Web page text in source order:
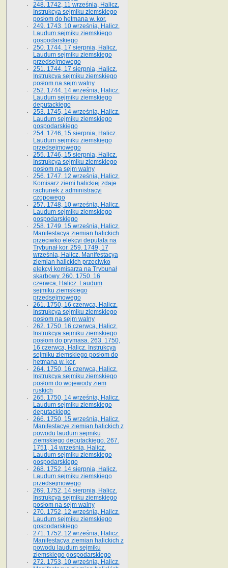
248. 1742, 11 września, Halicz.
Instrukcya sejmiku ziemskiego
posłom do hetmana w. kor.
249. 1743, 10 września, Halicz.
Laudum sejmiku ziemskiego
gospodarskiego
250. 1744, 17 sierpnia, Halicz.
Laudum sejmiku ziemskiego
przedsejmowego
251. 1744, 17 sierpnia, Halicz.
Instrukcya sejmiku ziemskiego
posłom na sejm walny
252. 1744, 14 września, Halicz.
Laudum sejmiku ziemskiego
deputackiego
253. 1745, 14 września, Halicz.
Laudum sejmiku ziemskiego
gospodarskiego
254. 1746, 15 sierpnia, Halicz.
Laudum sejmiku ziemskiego
przedsejmowego
255. 1746, 15 sierpnia, Halicz.
Instrukcya sejmiku ziemskiego
posłom na sejm walny
256. 1747, 12 września, Halicz.
Komisarz ziemi halickiej zdaje
rachunek z administracyi
czopowego
257. 1748, 10 września, Halicz.
Laudum sejmiku ziemskiego
gospodarskiego
258. 1749, 15 września, Halicz.
Manifestacya ziemian halickich
przeciwko elekcyi deputata na
Trybunał kor. 259. 1749, 17
września, Halicz. Manifestacya
ziemian halickich przeciwko
elekcyi komisarza na Trybunał
skarbowy. 260. 1750, 16
czerwca, Halicz. Laudum
sejmiku ziemskiego
przedsejmowego
261. 1750, 16 czerwca, Halicz.
Instrukcya sejmiku ziemskiego
posłom na sejm walny
262. 1750, 16 czerwca, Halicz.
Instrukcya sejmiku ziemskiego
posłom do prymasa. 263. 1750,
16 czerwca, Halicz. Instrukcya
sejmiku ziemskiego posłom do
hetmana w. kor.
264. 1750, 16 czerwca, Halicz.
Instrukcya sejmiku ziemskiego
posłom do wojewody ziem
ruskich
265. 1750, 14 września, Halicz.
Laudum sejmiku ziemskiego
deputackiego
266. 1750, 15 września, Halicz.
Manifestacye ziemian halickich z
powodu laudum sejmiku
ziemskiego deputackiego. 267.
1751, 14 września, Halicz.
Laudum sejmiku ziemskiego
gospodarskiego
268. 1752, 14 sierpnia, Halicz.
Laudum sejmiku ziemskiego
przedsejmowego
269. 1752, 14 sierpnia, Halicz.
Instrukcya sejmiku ziemskiego
posłom na sejm walny
270. 1752, 12 września, Halicz.
Laudum sejmiku ziemskiego
gospodarskiego
271. 1752, 12 września, Halicz.
Manifestacya ziemian halickich z
powodu laudum sejmiku
ziemskiego gospodarskiego
272. 1753, 10 września, Halicz.